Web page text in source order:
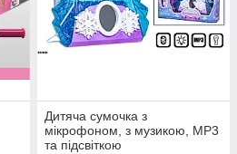
Дитяча сумочка з
мікрофоном, з музикою, MP3
та підсвіткою